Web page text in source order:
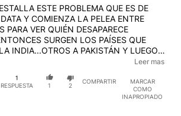
ESTE PROBLEMA QUE ES DE
Y COMIENZA LA PELEA ENTRE
VER QUIÉN DESAPARECE
SURGEN LOS PAÍSES QUE
INDIA...OTROS A PAKISTÁN Y LUEGO
QUE ACTÚAN CONTRA
¡QUÉ ANTIGÜEDAD ES LA FALTA DE
EN EL TRAYECTO...MILLONES DE
QUE SE VAN A RE---AR DE HAMBRE,
Leer mas
1
RESPUESTA
1 2
COMPARTIR
MARCAR
COMO
INAPROPIADO